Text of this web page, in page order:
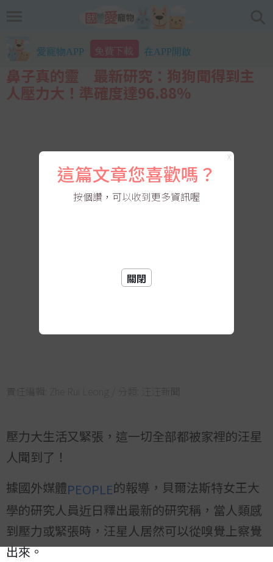
愛寵物APP 免費下載 在APP開啟
鼻子真的靈 最新研究：狗狗聞得到主
人壓力大！準確度達96.88%
責任編輯: Zhe Rui Leong / 分類: 汪汪新聞
壓力大生活又緊張，這一切全部都被家裡的汪星
人聞到了！
據國外媒體PEOPLE的報導，貝爾法斯特女王大
學的研究人員近日釋出最新的研究稱，當人類感
到壓力或緊張時，汪星人居然可以從嗅覺上察覺
出來。
X
這篇文章您喜歡嗎？
按個讚，可以收到更多資訊喔
關閉